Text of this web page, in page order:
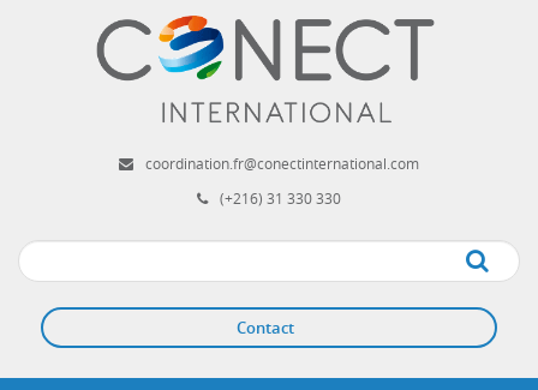
coordination.fr@conectinternational.com
(+216) 31 330 330
Apply
Contact